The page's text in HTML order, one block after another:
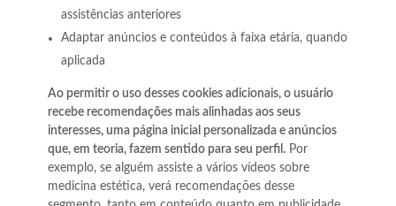
assistências anteriores
Adaptar anúncios e conteúdos à faixa etária, quando
aplicada
Ao permitir o uso desses cookies adicionais, o usuário
recebe recomendações mais alinhadas aos seus
interesses, uma página inicial personalizada e anúncios
que, em teoria, fazem sentido para seu perfil.Por
exemplo, se alguém assiste a vários vídeos sobre
medicina estética, verá recomendações desse